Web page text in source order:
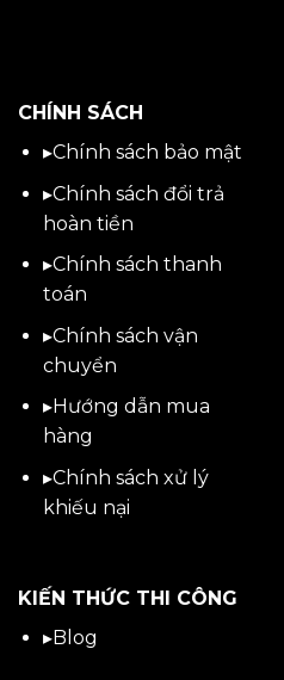
CHÍNH SÁCH
▸Chính sách bảo mật
▸Chính sách đổi trả
hoàn tiền
▸Chính sách thanh
toán
▸Chính sách vận
chuyển
▸Hướng dẫn mua
hàng
▸Chính sách xử lý
khiếu nại
KIẾN THỨC THI CÔNG
▸Blog